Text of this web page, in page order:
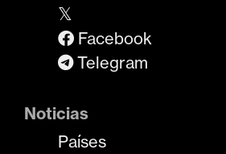
𝕏
Facebook
Telegram
Noticias
Países